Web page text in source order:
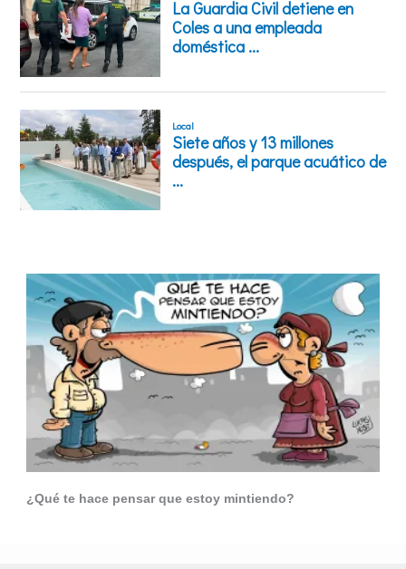
¿Qué te hace pensar que estoy mintiendo?